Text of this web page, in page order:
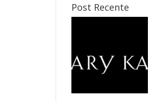
Post Recente